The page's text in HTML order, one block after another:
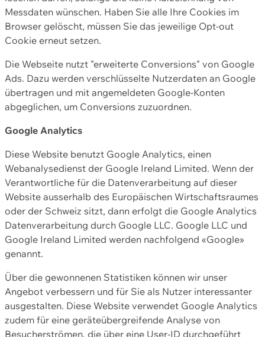
Messdaten wünschen. Haben Sie alle Ihre Cookies im
Browser gelöscht, müssen Sie das jeweilige Opt-out
Cookie erneut setzen.
Die Webseite nutzt "erweiterte Conversions" von Google
Ads. Dazu werden verschlüsselte Nutzerdaten an Google
übertragen und mit angemeldeten Google-Konten
abgeglichen, um Conversions zuzuordnen.
Google Analytics
Diese Website benutzt Google Analytics, einen
Webanalysedienst der Google Ireland Limited. Wenn der
Verantwortliche für die Datenverarbeitung auf dieser
Website ausserhalb des Europäischen Wirtschaftsraumes
oder der Schweiz sitzt, dann erfolgt die Google Analytics
Datenverarbeitung durch Google LLC. Google LLC und
Google Ireland Limited werden nachfolgend «Google»
genannt.
Über die gewonnenen Statistiken können wir unser
Angebot verbessern und für Sie als Nutzer interessanter
ausgestalten. Diese Website verwendet Google Analytics
zudem für eine geräteübergreifende Analyse von
Besucherströmen, die über eine User-ID durchgeführt